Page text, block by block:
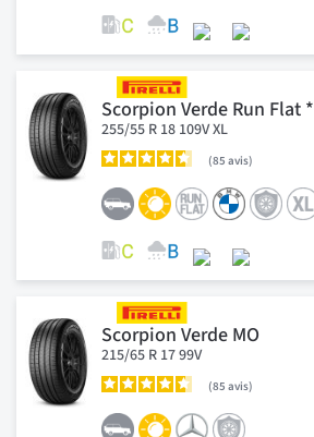
Scorpion Verde Run Flat *
255/55 R 18 109V XL
85 avis
Scorpion Verde MO
215/65 R 17 99V
85 avis